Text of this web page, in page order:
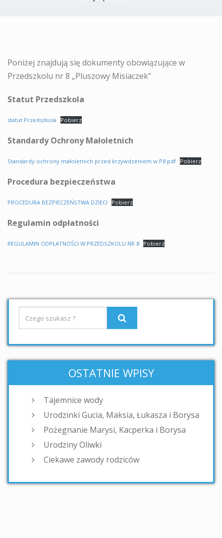
Poniżej znajdują się dokumenty obowiązujące w
Przedszkolu nr 8 „Pluszowy Misiaczek”
Statut Przedszkola
statut Przedszkola Pobierz
Standardy Ochrony Małoletnich
Standardy ochrony małoletnich przed krzywdzeniem w P8 pdf Pobierz
Procedura bezpieczeństwa
PROCEDURA BEZPIECZEŃSTWA DZIECI Pobierz
Regulamin odpłatności
REGULAMIN ODPŁATNOŚCI W PRZEDSZKOLU NR 8 Pobierz
OSTATNIE WPISY
Tajemnice wody
Urodzinki Gucia, Maksia, Łukasza i Borysa
Pożegnanie Marysi, Kacperka i Borysa
Urodziny Oliwki
Ciekawe zawody rodziców